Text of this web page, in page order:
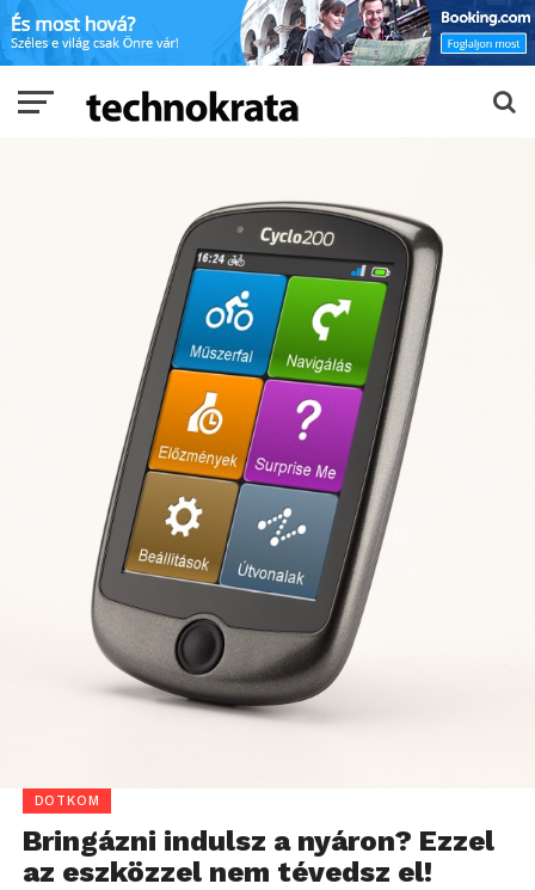
DOTKOM
Bringázni indulsz a nyáron? Ezzel
az eszközzel nem tévedsz el!